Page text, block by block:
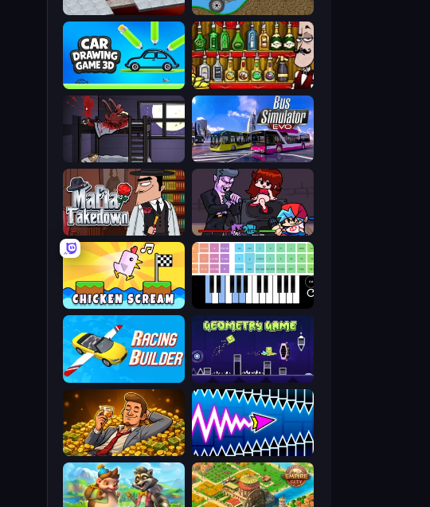
Move It!
Bloxorz
Bartender The Right Mix
Car Drawing Game 3D
Bus Simulator: EVO
The Visitor
Friday Night Funkin'
Mafia Takedown
Virtual Online Piano
Chicken Scream
Geometry Game
Racing Builder
Wave Dash: Geometry Arrow
Idle Billionaire Tycoon